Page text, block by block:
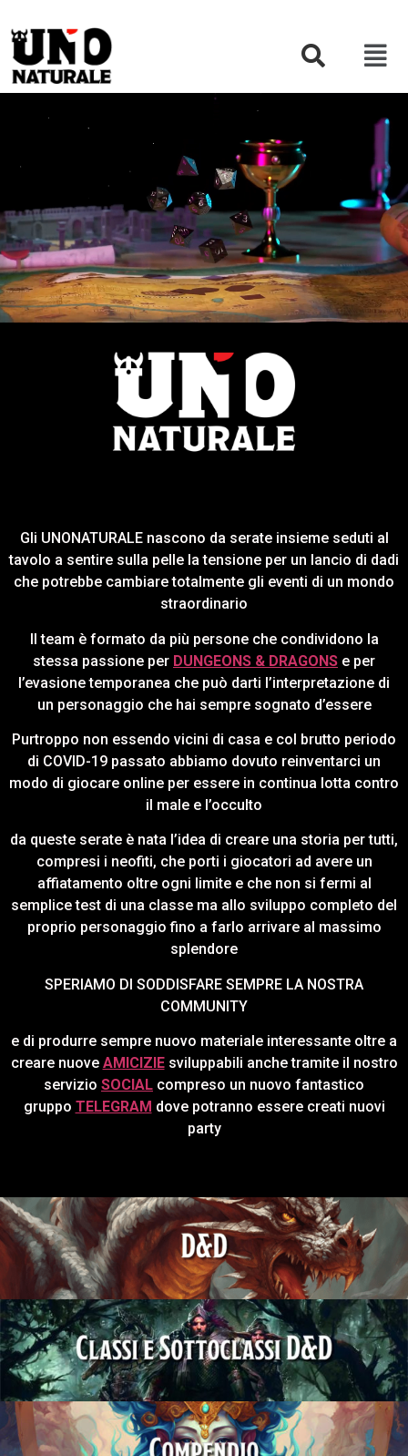
Gli UNONATURALE nascono da serate insieme seduti al
tavolo a sentire sulla pelle la tensione per un lancio di dadi
che potrebbe cambiare totalmente gli eventi di un mondo
straordinario
Il team è formato da più persone che condividono la
stessa passione per DUNGEONS & DRAGONS e per
l’evasione temporanea che può darti l’interpretazione di
un personaggio che hai sempre sognato d’essere
Purtroppo non essendo vicini di casa e col brutto periodo
di COVID-19 passato abbiamo dovuto reinventarci un
modo di giocare online per essere in continua lotta contro
il male e l’occulto
da queste serate è nata l’idea di creare una storia per tutti,
compresi i neofiti, che porti i giocatori ad avere un
affiatamento oltre ogni limite e che non si fermi al
semplice test di una classe ma allo sviluppo completo del
proprio personaggio fino a farlo arrivare al massimo
splendore
SPERIAMO DI SODDISFARE SEMPRE LA NOSTRA
COMMUNITY
e di produrre sempre nuovo materiale interessante oltre a
creare nuove AMICIZIEsviluppabili anche tramite il nostro
servizio SOCIAL compreso un nuovo fantastico
gruppo TELEGRAM dove potranno essere creati nuovi
party